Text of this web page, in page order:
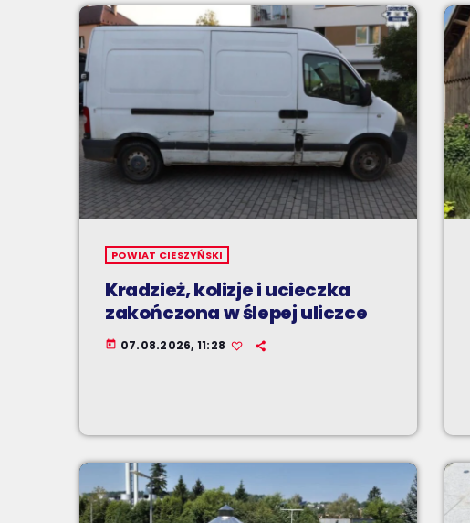
POWIAT CIESZYŃSKI
Kradzież, kolizje i ucieczka
zakończona w ślepej uliczce
today 07.08.2026, 11:28